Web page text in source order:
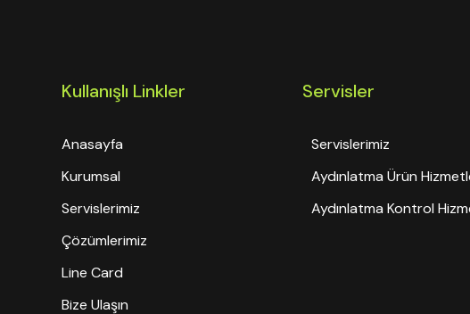
Kullanışlı Linkler
Anasayfa
Kurumsal
Servislerimiz
Çözümlerimiz
Line Card
Bize Ulaşın
Servisler
Servislerimiz
Aydınlatma Ürün
Aydınlatma Kontrol